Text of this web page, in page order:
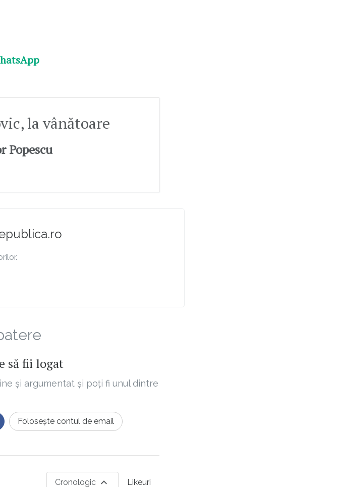
la vânătoare
Popescu
să fii logat
și argumentat și poți fi unul dintre
Folosește contul de email
Likeuri
Cronologic